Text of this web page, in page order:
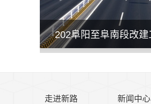
202阜阳至阜南段改
走进新路 新闻中心